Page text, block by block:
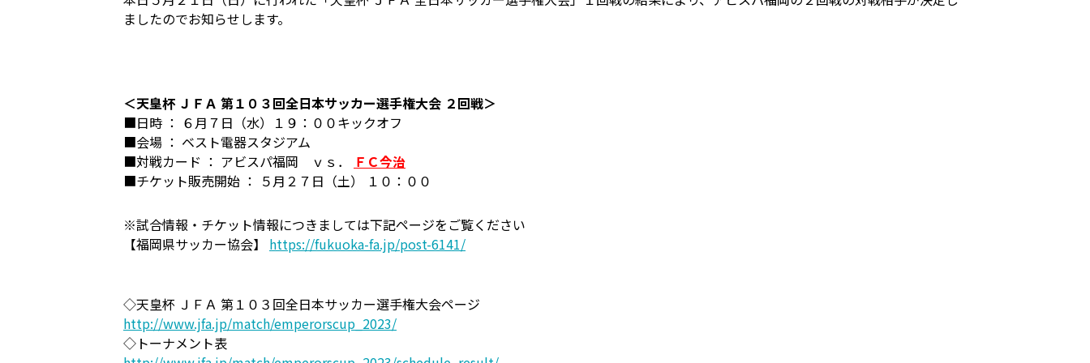
ましたのでお知らせします。
＜天皇杯 ＪＦＡ 第１０３回全日本サッカー選手権大会 ２回戦＞
■日時 ： ６月７日（水）１９：００キックオフ
■会場 ： ベスト電器スタジアム
■対戦カード ： アビスパ福岡 ｖｓ．
ＦＣ今治
■チケット販売開始 ： ５月２７日（土） １０：００
※試合情報・チケット情報につきましては下記ページをご覧ください
【福岡県サッカー協会】 https://fukuoka-fa.jp/post-6141/
◇天皇杯 ＪＦＡ 第１０３回全日本サッカー選手権大会ページ
http://www.jfa.jp/match/emperorscup_2023/
◇トーナメント表